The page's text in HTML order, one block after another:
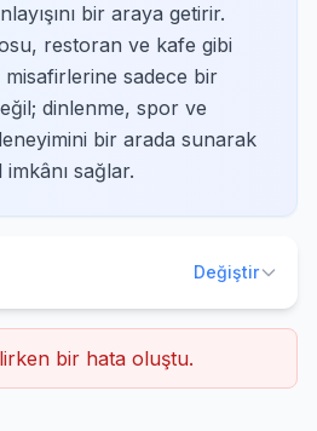
bir araya getirir.
restoran ve kafe gibi
misafirlerine sadece bir
dinlenme, spor ve
bir arada sunarak
sağlar.
Değiştir
bir hata oluştu.